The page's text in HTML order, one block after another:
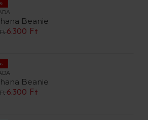
Beanie
Ft6.300 Ft
Beanie
Ft6.300 Ft